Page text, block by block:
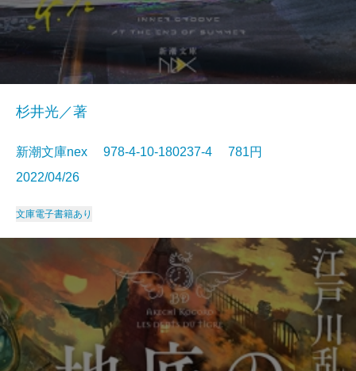
杉井光／著
新潮文庫nex 978-4-10-180237-4 781円
2022/04/26
文庫電子書籍あり